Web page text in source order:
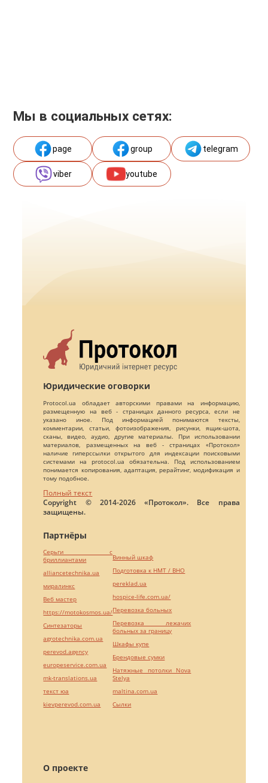
Мы в социальных сетях:
page group telegram
viber youtube
Юридические оговорки
Protocol.ua обладает авторскими правами на информацию,
размещенную на веб - страницах данного ресурса, если не
указано иное. Под информацией понимаются тексты,
комментарии, статьи, фотоизображения, рисунки, ящик-шота,
сканы, видео, аудио, другие материалы. При использовании
материалов, размещенных на веб - страницах «Протокол»
наличие гиперссылки открытого для индексации поисковыми
системами на protocol.ua обязательна. Под использованием
понимается копирования, адаптация, рерайтинг, модификация и
тому подобное.
Полный текст
Copyright © 2014-2026 «Протокол». Все права
защищены.
О проекте
Партнёры
Серьги с
бриллиантами
alliancetechnika.ua
миралинкс
Веб мастер
https://motokosmos.ua/
Синтезаторы
agrotechnika.com.ua
perevod.agency
europeservice.com.ua
mk-translations.ua
текст юа
kievperevod.com.ua
Винный шкаф
Подготовка к НМТ / ВНО
pereklad.ua
hospice-life.com.ua/
Перевозка больных
Перевозка лежачих
больных за границу
Шкафы купе
Брендовые сумки
Натяжные потолки Nova
Stelya
maltina.com.ua
Cылки